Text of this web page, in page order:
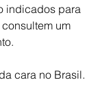
indicados para
um
cara no Brasil.